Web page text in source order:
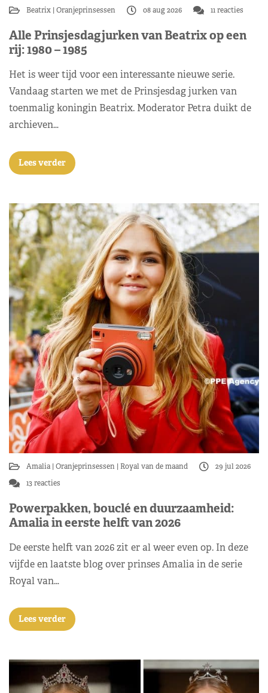
Beatrix Oranjeprinsessen 08 aug 2026 11 reacties
Alle Prinsjesdagjurken van Beatrix op een
rij: 1980 – 1985
Het is weer tijd voor een interessante nieuwe serie.
Vandaag starten we met de Prinsjesdag jurken van
toenmalig koningin Beatrix. Moderator Petra duikt de
archieven…
Lees verder
Amalia Oranjeprinsessen Royal van de maand
29 jul 2026
13 reacties
Powerpakken, bouclé en duurzaamheid:
Amalia in eerste helft van 2026
De eerste helft van 2026 zit er al weer even op. In deze
vijfde en laatste blog over prinses Amalia in de serie
Royal van…
Lees verder